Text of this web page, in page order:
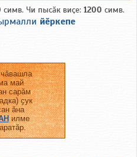
симв. Чи пысӑк виҫе: 1200 симв.
йӗркепе
май
сарӑм
ҫук
ӑна
илме